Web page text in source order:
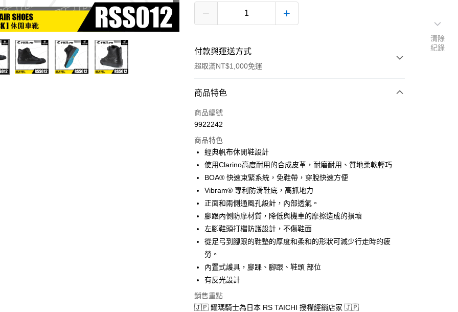
付款與運送方式
超取滿NT$1,000免運
付款方式
信用卡一次付款
Apple Pay
ATM付款
運送方式
全家取貨付款(安全帽一頂以上請選宅配)
每筆NT$60，滿NT$1,000(含以上)免運費
7-11取貨付款(安全帽一頂以上請選宅配)
每筆NT$60，滿NT$1,000(含以上)免運費
宅配
每筆NT$100，滿NT$1,000(含以上)免運費
商品特色
商品編號
9922242
商品特色
經典帆布休閒鞋設計
使用Clarino高度耐用的合成皮革，耐磨耐用、質地柔軟輕巧
BOA® 快速束緊系統，免鞋帶，穿脫快速方便
Vibram® 專利防滑鞋底，高抓地力
正面和兩側通風孔設計，內部透氣。
腳跟內側防摩材質，降低與機車的摩擦造成的損壞
左腳鞋頭打檔防護設計，不傷鞋面
從足弓到腳跟的鞋墊的厚度和柔和的形狀可減少行走時的疲
勞。
內置式護具，腳踝、腳跟、鞋頭 部位
有反光設計
銷售重點
🇯🇵 耀瑪騎士為日本 RS TAICHI 授權經銷店家 🇯🇵
清除
紀錄